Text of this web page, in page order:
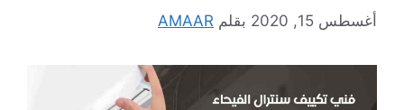
أغسطس 15, 2020 بقلم AMAAR